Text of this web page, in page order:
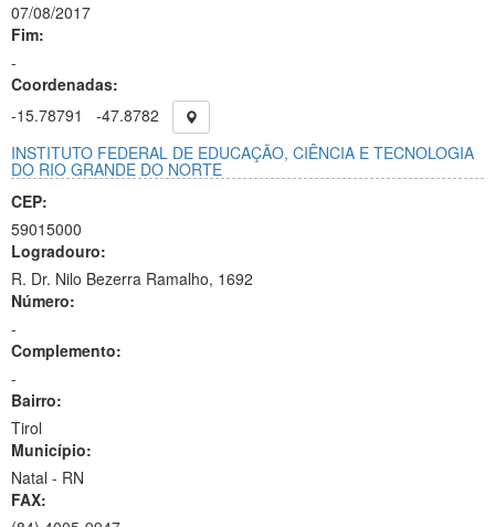
07/08/2017
Fim:
-
Coordenadas:
-15.78791
-47.8782
INSTITUTO FEDERAL DE EDUCAÇÃO, CIÊNCIA E TECNOLOGIA
DO RIO GRANDE DO NORTE
CEP:
59015000
Logradouro:
R. Dr. Nilo Bezerra Ramalho, 1692
Número:
-
Complemento:
-
Bairro:
Tirol
Município:
Natal - RN
FAX: